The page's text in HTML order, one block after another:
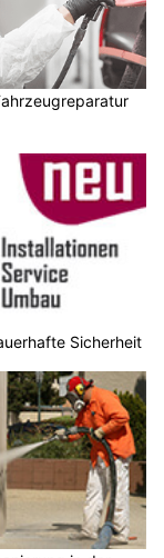
Sicherheit